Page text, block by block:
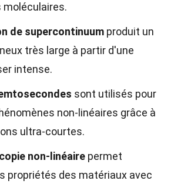
moléculaires.
de supercontinuum produit un
très large à partir d'une
intense.
sont utilisés pour
non-linéaires grâce à
ultra-courtes.
non-linéaire permet
propriétés des matériaux avec